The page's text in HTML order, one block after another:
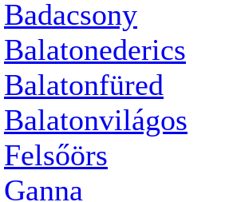
Badacsony
Balatonederics
Balatonfüred
Balatonvilágos
Felsőörs
Ganna